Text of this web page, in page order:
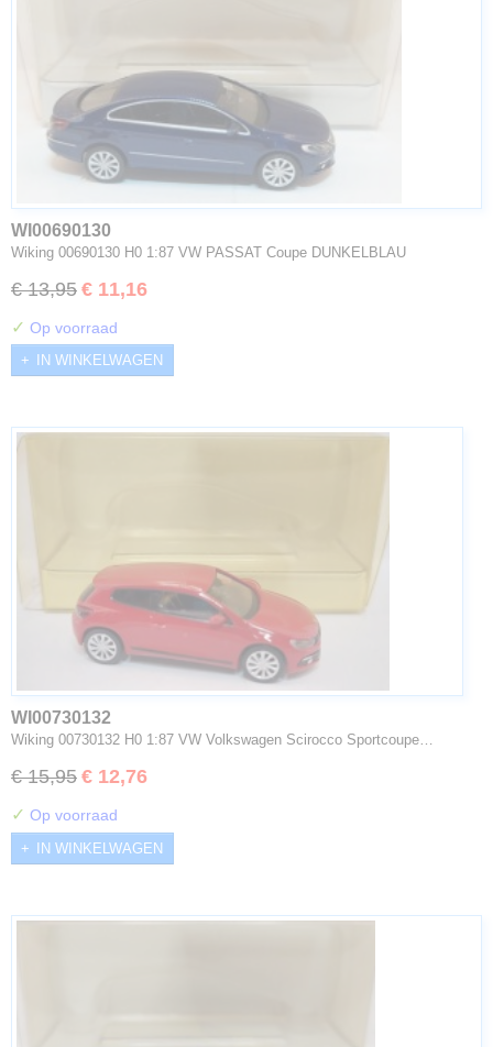
WI00690130
Wiking 00690130 H0 1:87 VW PASSAT Coupe DUNKELBLAU
€ 13,95 € 11,16
✓ Op voorraad
IN WINKELWAGEN
WI00730132
Wiking 00730132 H0 1:87 VW Volkswagen Scirocco Sportcoupe…
€ 15,95 € 12,76
✓ Op voorraad
IN WINKELWAGEN